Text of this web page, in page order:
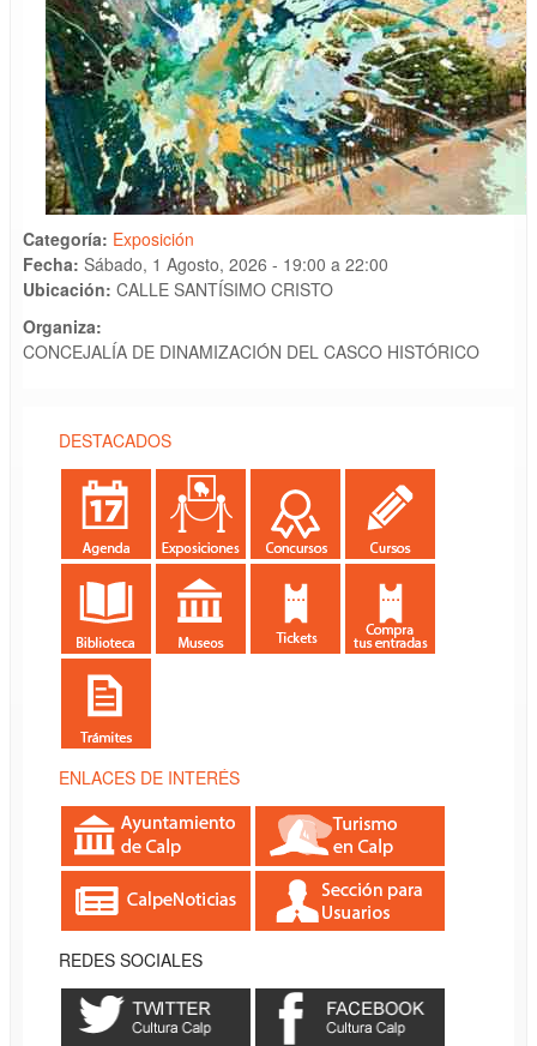
Categoría: Exposición
Fecha: Sábado, 1 Agosto, 2026 - 19:00 a 22:00
Ubicación: CALLE SANTÍSIMO CRISTO
Organiza:
CONCEJALÍA DE DINAMIZACIÓN DEL CASCO HISTÓRICO
DESTACADOS
ENLACES DE INTERÉS
REDES SOCIALES